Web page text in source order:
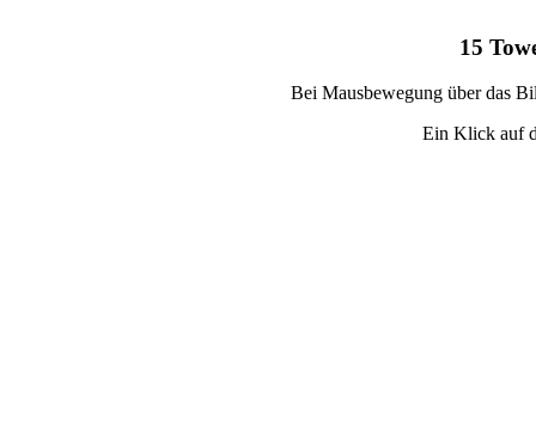
15
Bei Mausbewegung über das
Ein Klick auf